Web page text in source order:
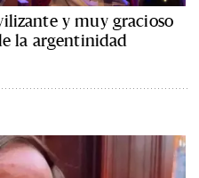
y muy gracioso
la argentinidad